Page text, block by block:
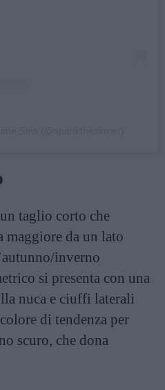
taglio corto che
maggiore da un lato
inverno
si presenta con una
nuca e ciuffi laterali
di tendenza per
scuro, che dona